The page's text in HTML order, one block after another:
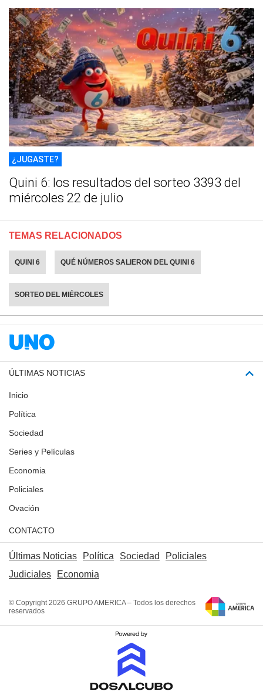
¿JUGASTE?
Quini 6: los resultados del sorteo 3393 del
miércoles 22 de julio
TEMAS RELACIONADOS
QUINI 6 QUÉ NÚMEROS SALIERON DEL QUINI 6
SORTEO DEL MIÉRCOLES
ÚLTIMAS NOTICIAS
Inicio
Política
Sociedad
Series y Películas
Economia
Policiales
Ovación
CONTACTO
Últimas Noticias Política Sociedad
Policiales
Judiciales
Economia
© Copyright 2026 GRUPO AMERICA – Todos los derechos
reservados